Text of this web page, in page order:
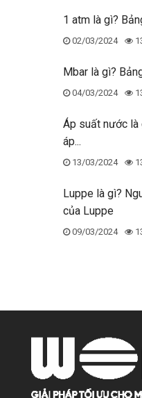
1 atm là gì?
02/03/2024
Mbar là gì?
04/03/2024
Áp suất nước
áp...
13/03/2024
Luppe là gì?
của Luppe
09/03/2024